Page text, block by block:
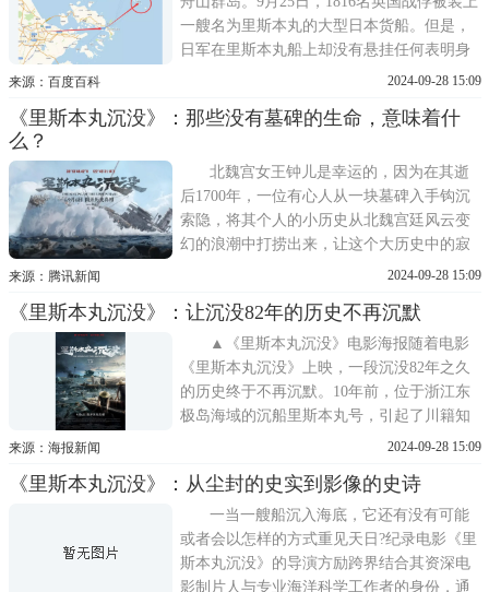
一艘名为里斯本丸的大型日本货船。但是，
日军在里斯本丸船上却没有悬挂任何表明身
份的旗帜，也没有通知国际红十字会。里斯
省东部沿海，有中国第一大群岛舟山群岛。
竟然占整个中国海岛的五分之一
来源：百度百科 2024-09-28 15:09
《里斯本丸沉没》：那些没有墓碑的生命，意味着什
么？
北魏宫女王钟儿是幸运的，因为在其逝
后1700年，一位有心人从一块墓碑入手钩沉
索隐，将其个人的小历史从北魏宫廷风云变
幻的浪潮中打捞出来，让这个大历史中的寂
寂无名者浮出了历史地表。古往今来，较之
河沙数，就像二战时期因里斯本丸沉没而长
眠海底的八百多位英国战俘——他们是大历
史中的无名者，是败者中
来源：腾讯新闻 2024-09-28 15:09
《里斯本丸沉没》：让沉没82年的历史不再沉默
▲《里斯本丸沉没》电影海报随着电影
《里斯本丸沉没》上映，一段沉没82年之久
的历史终于不再沉默。10年前，位于浙江东
极岛海域的沉船里斯本丸号，引起了川籍知
名电影人方励的好奇。从2016年开始搜寻残
励在人力设备投入、当事人寻访、电影拍摄
制作等方面投入难以想象的精力和资金，用
他自己的话来说，可谓
来源：海报新闻 2024-09-28 15:09
《里斯本丸沉没》：从尘封的史实到影像的史诗
一当一艘船沉入海底，它还有没有可能
或者会以怎样的方式重见天日?纪录电影《里
斯本丸沉没》的导演方励跨界结合其资深电
影制片人与专业海洋科学工作者的身份，通